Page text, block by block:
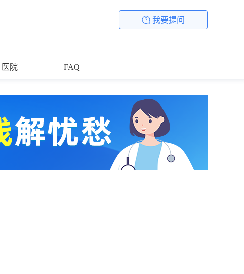
我要提问
医院 FAQ